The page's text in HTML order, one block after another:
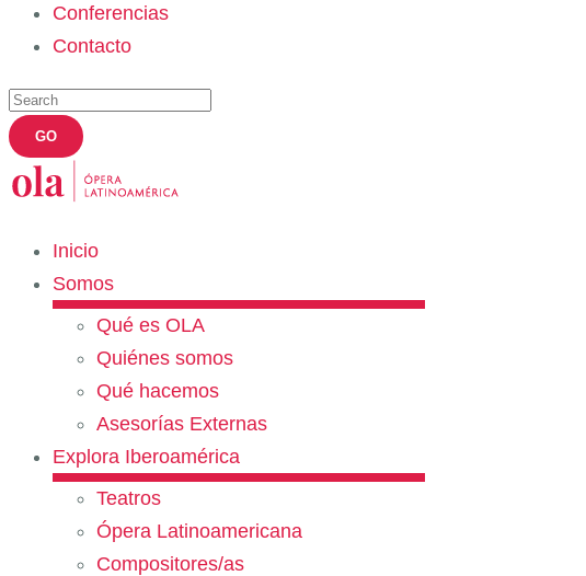
Conferencias
Contacto
Inicio
Somos
Qué es OLA
Quiénes somos
Qué hacemos
Asesorías Externas
Explora Iberoamérica
Teatros
Ópera Latinoamericana
Compositores/as